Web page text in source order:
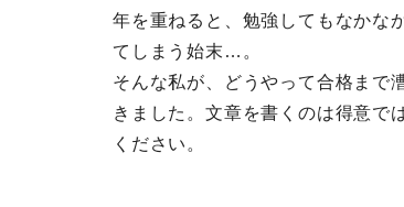
年を重ねると、勉強してもなかな
てしまう始末…。
そんな私が、どうやって合格まで
きました。文章を書くのは得意で
ください。